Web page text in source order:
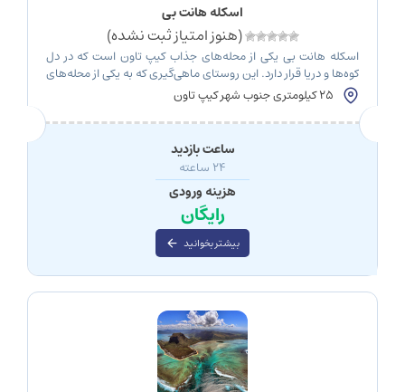
اسکله هانت بی
(هنوز امتیاز ثبت نشده)
اسکله هانت بی یکی از محله‌های جذاب کیپ تاون است که در دل
کوه‌ها و دریا قرار دارد. این روستای ماهی‌گیری که به یکی از محله‌های
مدرن و پرطرفدار تبدیل شده، سواحل زیبا و بازارهای شلوغی دارد،
غذاهای دریایی لذیذی عرضه می‌کند و همچنین فعالیت‌های
متنوعی برای ماجراجویی در فضای باز فراهم کرده است. این […]
25 کیلومتری جنوب شهر کیپ تاون
ساعت بازدید
۲۴ ساعته
هزینه ورودی
رایگان
بیشتر بخوانید